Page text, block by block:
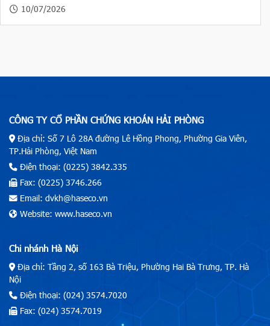
10/07/2026
CÔNG TY CỔ PHẦN CHỨNG KHOÁN HẢI PHÒNG
Địa chỉ: Số 7 Lô 28A đường Lê Hồng Phong, Phường Gia Viên,
TP.Hải Phòng, Việt Nam
Điện thoại: (0225) 3842.335
Fax: (0225) 3746.266
Email: dvkh@haseco.vn
Website: www.haseco.vn
Chi nhánh Hà Nội
Địa chỉ: Tầng 2, số 163 Bà Triệu, Phường Hai Bà Trưng, TP. Hà
Nội
Điện thoại: (024) 3574.7020
Fax: (024) 3574.7019